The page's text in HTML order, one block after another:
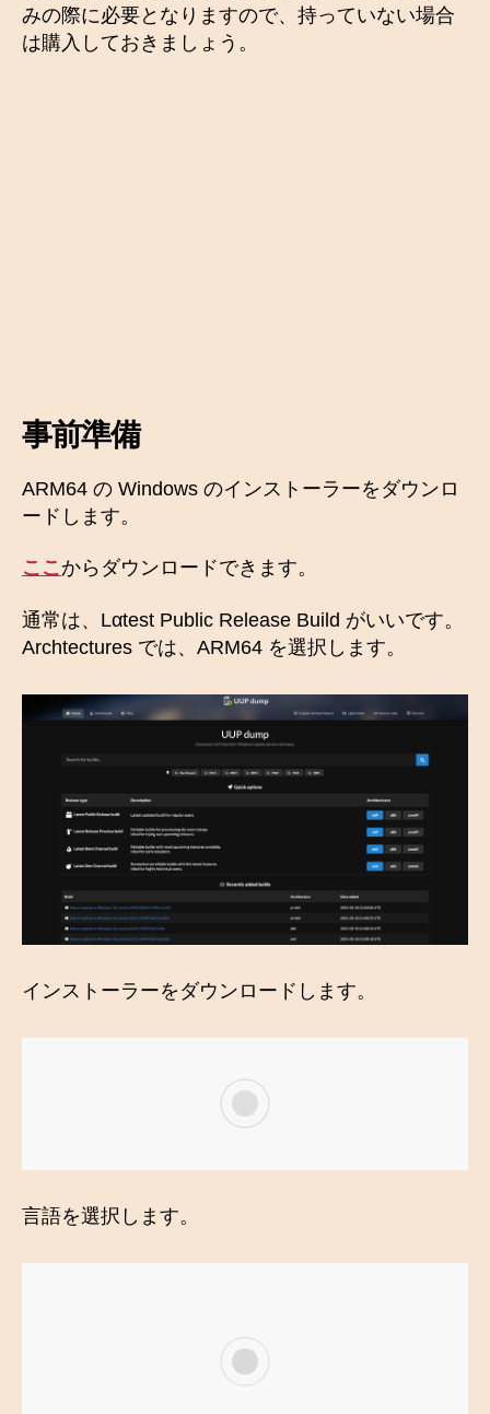
みの際に必要となりますので、持っていない場合
は購入しておきましょう。
事前準備
ARM64 の Windows のインストーラーをダウンロ
ードします。
ここからダウンロードできます。
通常は、Lαtest Public Release Build がいいです。
Archtectures では、ARM64 を選択します。
インストーラーをダウンロードします。
言語を選択します。